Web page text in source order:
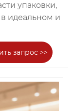
упаковки,
идеальном и
запрос >>